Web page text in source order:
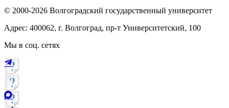
© 2000-2026 Волгоградский государственный университет
Адрес: 400062, г. Волгоград, пр-т Университетский, 100
Мы в соц. сетях